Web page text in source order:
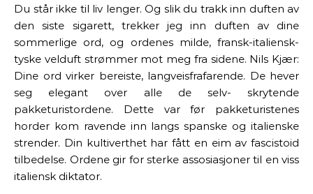
Du står ikke til liv lenger. Og slik du trakk inn duften av
den siste sigarett, trekker jeg inn duften av dine
sommerlige ord, og ordenes milde, fransk-italiensk-
tyske velduft strømmer mot meg fra sidene. Nils Kjær:
Dine ord virker bereiste, langveisfrafarende. De hever
seg elegant over alle de selv- skrytende
pakketuristordene. Dette var før pakketuristenes
horder kom ravende inn langs spanske og italienske
strender. Din kultiverthet har fått en eim av fascistoid
tilbedelse. Ordene gir for sterke assosiasjoner til en viss
italiensk diktator.